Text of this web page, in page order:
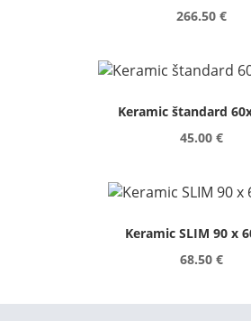
266.50 €
Keramic štandard
45.00 €
Keramic SLIM 90 x
68.50 €